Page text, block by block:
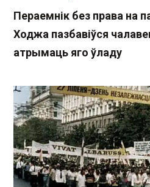
Пераемнік без права на
Ходжа пазбавіўся
атрымаць яго ўладу